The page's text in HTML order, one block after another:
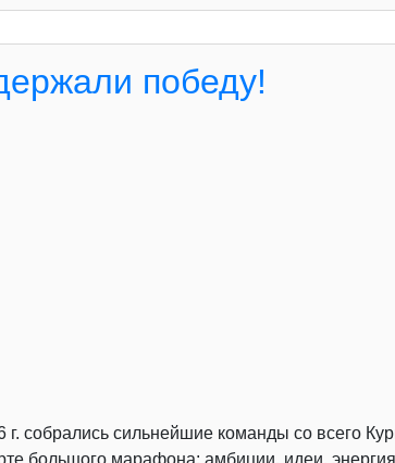
победу!
собрались сильнейшие команды со всего
большого марафона: амбиции, идеи,